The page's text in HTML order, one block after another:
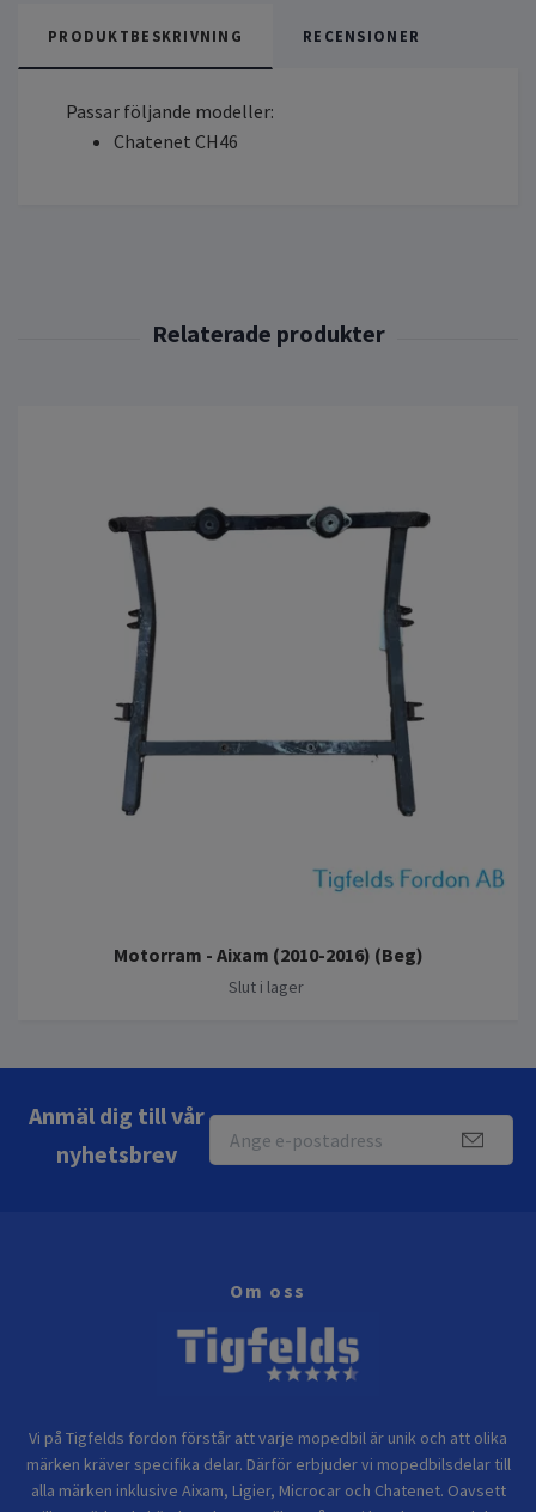
PRODUKTBESKRIVNING RECENSIONER
Passar följande modeller:
Chatenet CH46
Motorram - Aixam (2010-2016) (Beg)
Slut i lager
Anmäl dig till vår
nyhetsbrev
Om oss
Vi på Tigfelds fordon förstår att varje mopedbil är unik och att olika
märken kräver specifika delar. Därför erbjuder vi mopedbilsdelar till
alla märken inklusive Aixam, Ligier, Microcar och Chatenet. Oavsett